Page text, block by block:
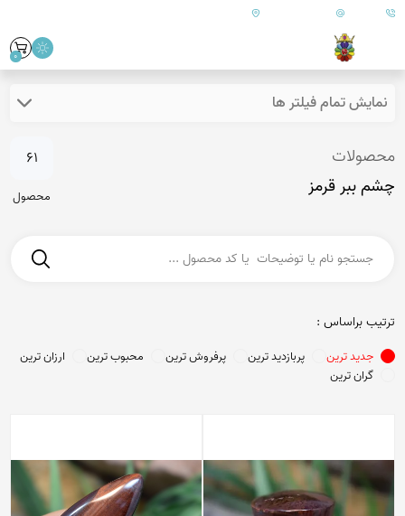
09179890157 ایران - فارس - کازرون
0
نمایش تمام فیلتر ها
محصولات
چشم ببر قرمز
61
محصول
ترتیب براساس :
جدید ترین پربازدید ترین پرفروش ترین محبوب ترین
ارزان ترین
گران ترین